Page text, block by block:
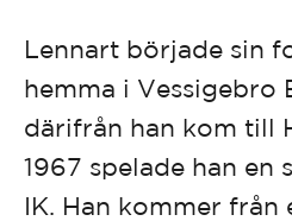
Lennart började sin
hemma i Vessigebro
därifrån han kom till
1967 spelade han en
IK. Han kommer